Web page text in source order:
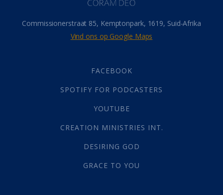
Oordeelsdag(19)
Verheerlikte liggaam
Wederkoms
(27)
Gebed(87)
Die Onse Vader(12)
God(392)
Afgode(23)
Almag(1)
Alomteenwoordig
Alwetendheid (1)
Commissionerstraat 85, Kemptonpark, 1619, Suid-Afrika
Vind ons op Google Maps
FACEBOOK
SPOTIFY FOR PODCASTERS
YOUTUBE
CREATION MINISTRIES INT.
DESIRING GOD
GRACE TO YOU